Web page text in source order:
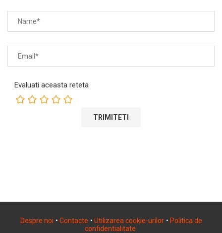
Evaluati aceasta reteta
Despre noi • Contacte • Utilizarea cookie-urilor • Politica de
confidentialitate